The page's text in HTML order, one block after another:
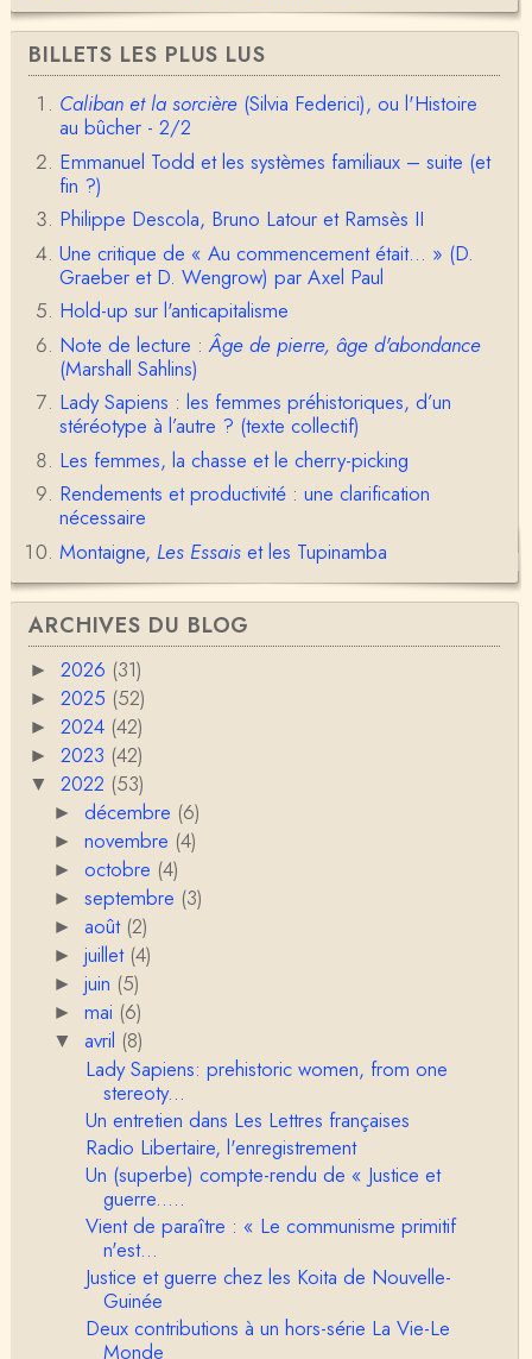
anne hebrard
Bonjour, peut-on trouver maintenant le manuscrit d'Al
ain Testart de 2009, souvent cité ?
Claude Julien
Bonjour Monsieur,Récent abonné à votre blog, je vi
ens de lire votre dernière publication, qui m’a be…
Anonymous
1° Le message subliminal est celui-ci: il y a un sché
ma évolutif des sociétés, avec des stades infér…
Olivier Anselm
Une nouvelle fois, cher Christophe Darmangeat, m
erci pour l'intelligence et le sens salutaire de…
Christophe Darmangeat
Déjà, je ne vois pas pourquoi le pénis compterait
moins que la peau ! ;-)Ensuite, je ne vois pas no…
Damian
oute une faute de frappe dans la citation de A,
H…
Pierre
Bonjour,En fin de conférence vous évoquez les ca
uses de l'apparition de la notion d'égalité …
Christophe Darmangeat
En deux mots : vos questions sont légitimes, mais p
our la plupart d'entre elles, les données fon…
RV
Le concept de genre est un sacré foutoir – même
si l’on met de coté les acceptions récentes du mot
c…
Anonymous
Porteuses d'eau. Là les philosophes peuvent nous
servir à quelque chose (Bachelard, Gilbert Dura…
Christophe Darmangeat
C'est peut-être là où il faudrait s'entendre sur ce q
u'on appelle le genre, parce que j&…
Anonymous
Je pense que VB a raison, mais j'ajouterais que la
disparition du genre dont parle Christophe Da…
Sylvain Lejeune
Bonjour, j'ai trouvé cette intervention au Collège de
France très stimulante, ce qui m'a fai…
Christophe Darmangeat
Lis cela (jusqu'au bout !) : https://www.lahuttedescl
asses.net/2018/06/xenophobie-primitive.html
BILLETS LES PLUS LUS
Caliban et la sorcière(Silvia Federici), ou l'Histoire
au bûcher - 2/2
Emmanuel Todd et les systèmes familiaux – suite (et
fin ?)
Philippe Descola, Bruno Latour et Ramsès II
Une critique de « Au commencement était... » (D.
Graeber et D. Wengrow) par Axel Paul
Hold-up sur l'anticapitalisme
Note de lecture :Âge de pierre, âge d'abondance
(Marshall Sahlins)
Lady Sapiens : les femmes préhistoriques, d’un
stéréotype à l’autre ? (texte collectif)
Les femmes, la chasse et le cherry-picking
Rendements et productivité : une clarification
nécessaire
Montaigne, Les Essaiset les Tupinamba
ARCHIVES DU BLOG
► 2026 (31)
► 2025 (52)
► 2024 (42)
► 2023 (42)
▼ 2022 (53)
► décembre (6)
►novembre (4)
► octobre (4)
►septembre (3)
►août (2)
►juillet (4)
►juin (5)
►mai (6)
▼avril (8)
Lady Sapiens: prehistoric women, from one
stereoty...
Un entretien dans Les Lettres françaises
Radio Libertaire, l'enregistrement
Un (superbe) compte-rendu de « Justice et
guerre.....
Vient de paraître : « Le communisme primitif
n'est...
Justice et guerre chez les Koita de Nouvelle-
Guinée
Deux contributions à un hors-série La Vie-Le
Monde